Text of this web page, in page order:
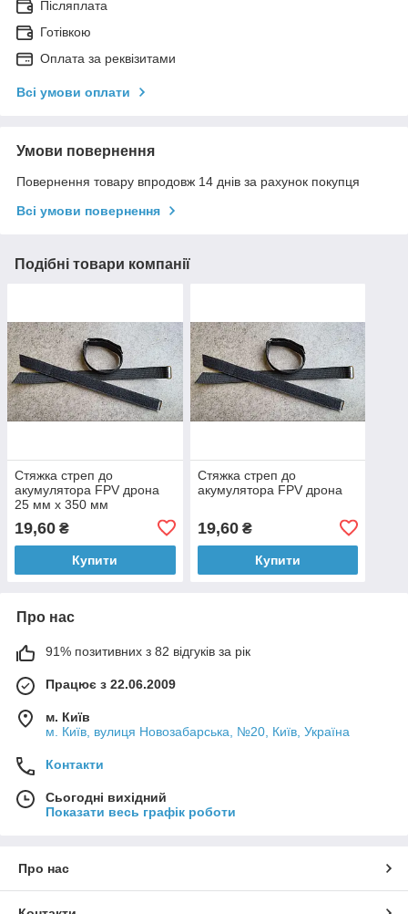
Післяплата
Готівкою
Оплата за реквізитами
Всі умови оплати
Умови повернення
Повернення товару впродовж 14 днів за рахунок покупця
Всі умови повернення
Подібні товари компанії
Стяжка стреп до
акумулятора FPV дрона
25 мм х 350 мм
19,60 ₴
Купити
Стяжка стреп до
акумулятора FPV дрона
19,60₴
Купити
Про нас
91% позитивних з 82 відгуків за рік
Працює з 22.06.2009
м. Київ
м. Київ, вулиця Новозабарська, №20, Київ, Україна
Контакти
Сьогодні вихідний
Показати весь графік роботи
Про нас